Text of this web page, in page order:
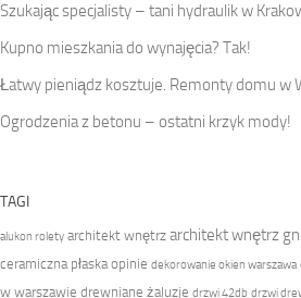
Szukając specjalisty – tani hydraulik w
Kupno mieszkania do wynajęcia? Tak!
Łatwy pieniądz kosztuje. Remonty domu w
Ogrodzenia z betonu – ostatni krzyk mody!
TAGI
alukon rolety architekt wnętrz architekt wnętrz
ceramiczna płaska opinie dekorowanie okien warszawa
w warszawie drewniane żaluzje drzwi 42db drzwi